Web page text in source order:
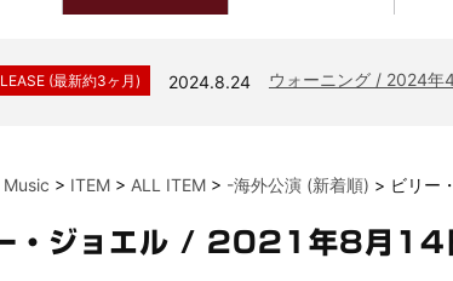
(最新約3ヶ月) 2024.6.9 ジャーニー / 1979年5月
(最新約3ヶ月) 2024.8.24 ウォーニング / 2024年
スコーピオンズ / 2024
(最新約3ヶ月) 2024.6.20 マネスキン / 2024年6
> ITEM > ALL ITEM > -海外公演 (新着順) > ビリー
・ジョエル / 2021年8月14